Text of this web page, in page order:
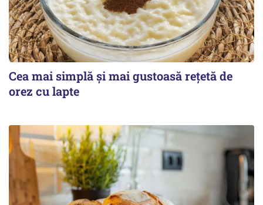
Cea mai simplă și mai gustoasă rețetă de
orez cu lapte